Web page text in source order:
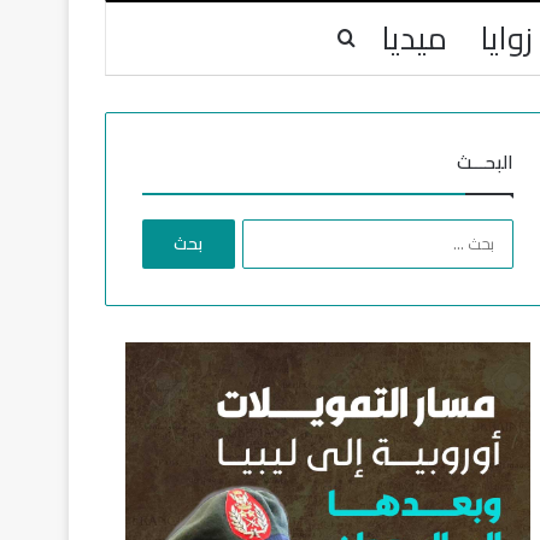
زوايا ميديا
البحـــث
ا
ح
ن
: